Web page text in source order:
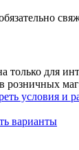
только для
розничных
условия и
варианты